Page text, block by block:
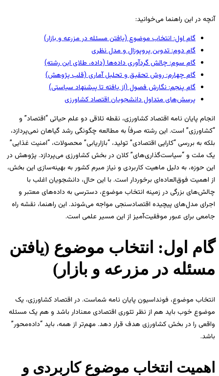
آنچه در این راهنما می‌خوانید:
گام اول: انتخاب موضوع (یافتن مسئله در مزرعه و بازار)
گام دوم: تدوین پروپوزال و مدل نظری
گام سوم: چالش گردآوری داده‌ها (داده، طلای این رشته)
گام چهارم: روش تحقیق و تحلیل آماری (قلب پژوهش)
گام پنجم: نگارش فصول (از یافته تا پیشنهاد سیاستی)
پرسش‌های متداول دانشجویان اقتصاد کشاورزی
انجام پایان نامه اقتصاد کشاورزی، نقطه تلاقی دو علم حیاتی “اقتصاد” و
“کشاورزی” است. این رشته صرفاً به مطالعه چگونگی رشد گیاهان نمی‌پردازد،
بلکه به بررسی “کارایی اقتصادی” تولید، “بازاریابی” محصولات، “امنیت غذایی”
یک ملت و “سیاست‌گذاری‌های” کلان در بخش کشاورزی می‌پردازد. پژوهش در
این حوزه، به دلیل ماهیت کاربردی و نیاز مبرم کشور به بهینه‌سازی این بخش،
از اهمیت فوق‌العاده‌ای برخوردار است. با این حال، دانشجویان اغلب با
چالش‌های بزرگی در زمینه انتخاب موضوع، دسترسی به داده‌های معتبر و
اجرای مدل‌های پیچیده اقتصادسنجی مواجه می‌شوند. این راهنما، نقشه راه
جامعی برای عبور موفقیت‌آمیز از این مسیر علمی است.
گام اول: انتخاب موضوع (یافتن
مسئله در مزرعه و بازار)
انتخاب موضوع، فونداسیون پایان نامه شماست. در اقتصاد کشاورزی، یک
موضوع خوب باید هم از نظر تئوری اقتصادی معنادار باشد و هم یک مسئله
واقعی را در بخش کشاورزی هدف قرار دهد. مهم‌تر از همه، باید “داده‌محور”
باشد.
اهمیت انتخاب موضوع کاربردی و